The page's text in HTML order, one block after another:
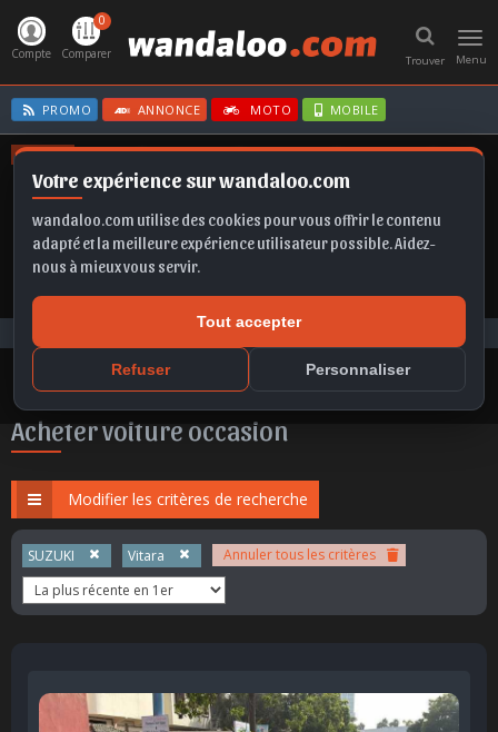
Votre expérience sur wandaloo.com
wandaloo.com utilise des cookies pour vous offrir le contenu
adapté et la meilleure expérience utilisateur possible. Aidez-
nous à mieux vous servir.
Tout accepter
Refuser Personnaliser
Menu
Trouver
Compte
0
Comparer
PROMO ANNONCE MOTO MOBILE
OFFRES
TAIGO CORSA
Voiture Occasion Maroc Acheter Suzuki Vitara occasion au Maroc
Acheter voiture occasion
Modifier les critères de recherche
SUZUKI Vitara Annuler tous les critères